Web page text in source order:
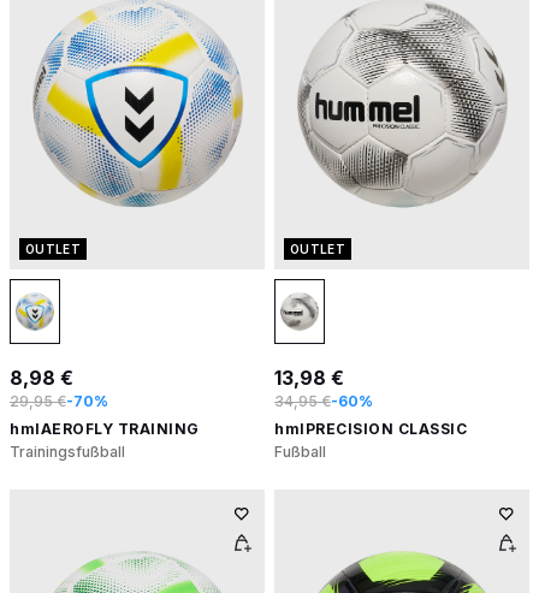
OUTLET
8,98 €
29,95 €-70%
hmlAEROFLY TRAINING
Trainingsfußball
OUTLET
13,98 €
34,95 €-60%
hmlPRECISION CLASSIC
Fußball